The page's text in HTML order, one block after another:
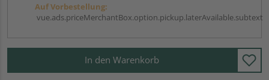
Auf Vorbestellung:
vue.ads.priceMerchantBox.option.pickup.laterAvailable.subtext
In den Warenkorb